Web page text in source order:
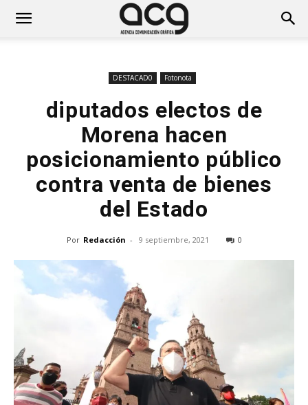
DESTACAD0 Fotonota
diputados electos de
Morena hacen
posicionamiento público
contra venta de bienes
del Estado
Por Redacción - 9 septiembre, 2021 0